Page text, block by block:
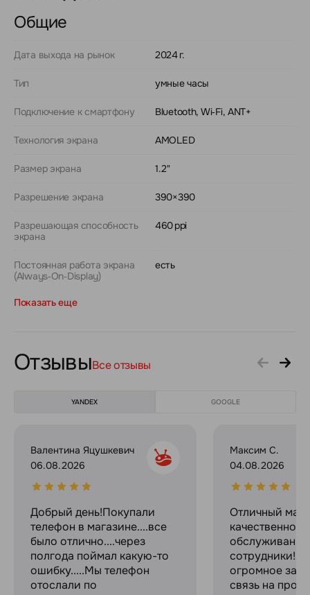
Общие
Дата выхода на рынок 2024 г.
Тип умные часы
Подключение к смартфону Bluetooth, Wi‑Fi, ANT+
Технология экрана AMOLED
Размер экрана 1.2"
Разрешение экрана 390×390
Разрешающая способность
экрана
460 ppi
Постоянная работа экрана
(Always‑On‑Display)
есть
Показать еще
ОтзывыВсе отзывы
YANDEX GOOGLE
Валентина Яцушкевич
06.08.2026
Добрый день!Покупали
телефон в магазине....все
было отлично....через
полгода поймал какую-то
ошибку.....Мы телефон
отослали по
Максим С.
04.08.2026
Отличный
качественное
сотрудники!
огромное за
связь на